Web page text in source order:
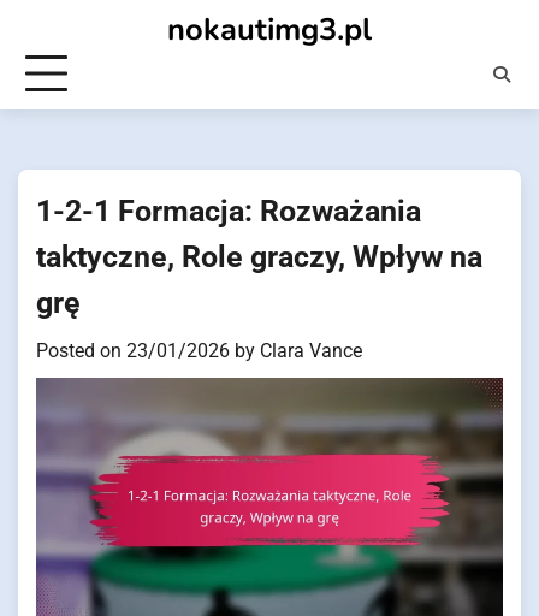
content
nokautimg3.pl
1-2-1 Formacja: Rozważania
taktyczne, Role graczy, Wpływ na
grę
Posted on 23/01/2026 by Clara Vance